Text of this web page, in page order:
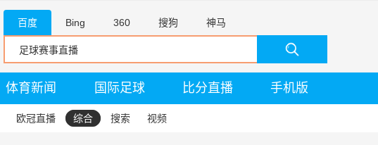
百度 Bing 360 搜狗 神马
体育新闻 国际足球 比分直播 手机版
欧冠直播 综合 搜索 视频